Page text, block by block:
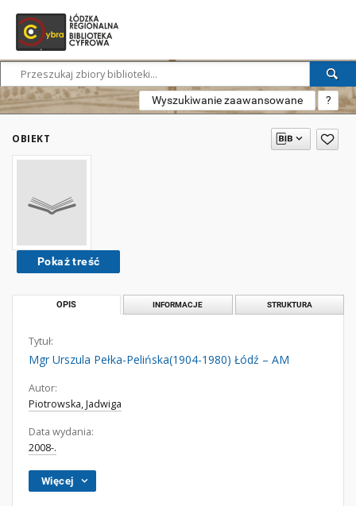
Wyszukiwanie zaawansowane ?
OBIEKT
Pokaż treść
OPIS INFORMACJE STRUKTURA
Tytuł:
Mgr Urszula Pełka-Pelińska(1904-1980) Łódź – AM
Autor:
Piotrowska, Jadwiga
Data wydania:
2008-.
Więcej